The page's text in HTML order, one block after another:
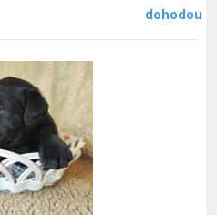
dohodou